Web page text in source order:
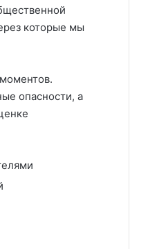
которые мы
опасности, а